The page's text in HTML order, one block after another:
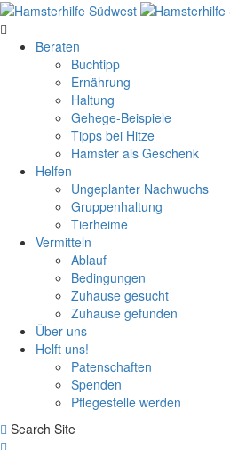
Beraten
Buchtipp
Ernährung
Haltung
Gehege-Beispiele
Tipps bei Hitze
Hamster als Geschenk
Helfen
Ungeplanter Nachwuchs
Gruppenhaltung
Tierheime
Vermitteln
Ablauf
Bedingungen
Zuhause gesucht
Zuhause gefunden
Über uns
Helft uns!
Patenschaften
Spenden
Pflegestelle werden
Search Site